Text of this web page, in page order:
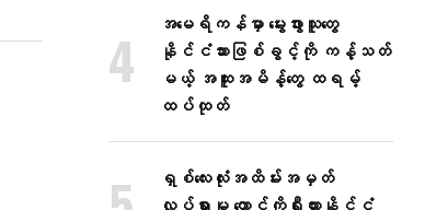
အမေရိကန်မှာ မွေးဖွားသူတွေ
နိုင်ငံသားဖြစ်ခွင့်ကို ကန့်သတ်
မယ့် အထူးအမိန့်တွေ ထရမ့်
ထပ်ထုတ်
ရှစ်လေးလုံးအထိမ်းအမှတ်
လှုပ်ရှားမှု တောင်ကိုရီးယားနိုင်ငံ